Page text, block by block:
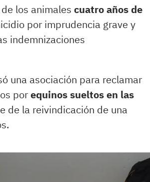
los animales cuatro años de
por imprudencia grave y
indemnizaciones
una asociación para reclamar
porequinos sueltos en las
de la reivindicación de una